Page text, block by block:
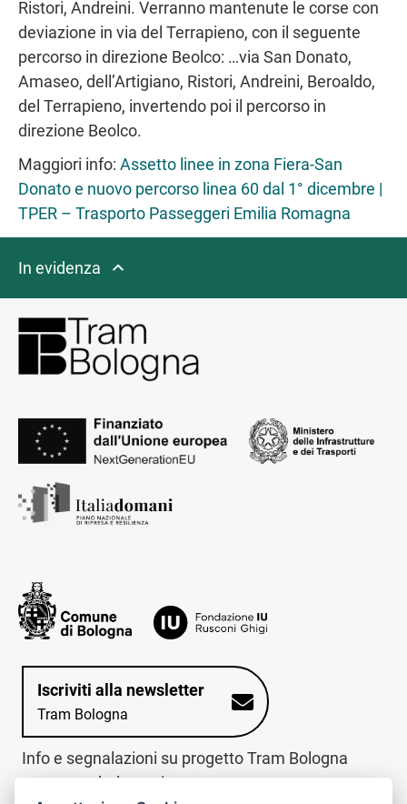
Ristori, Andreini. Verranno mantenute le corse con
deviazione in via del Terrapieno, con il seguente
percorso in direzione Beolco: …via San Donato,
Amaseo, dell’Artigiano, Ristori, Andreini, Beroaldo,
del Terrapieno, invertendo poi il percorso in
direzione Beolco.
Maggiori info: Assetto linee in zona Fiera-San
Donato e nuovo percorso linea 60 dal 1° dicembre |
TPER – Trasporto Passeggeri Emilia Romagna
In evidenza
Iscriviti alla newsletter
Tram Bologna
Info e segnalazioni su progetto Tram Bologna
www.trambologna.it